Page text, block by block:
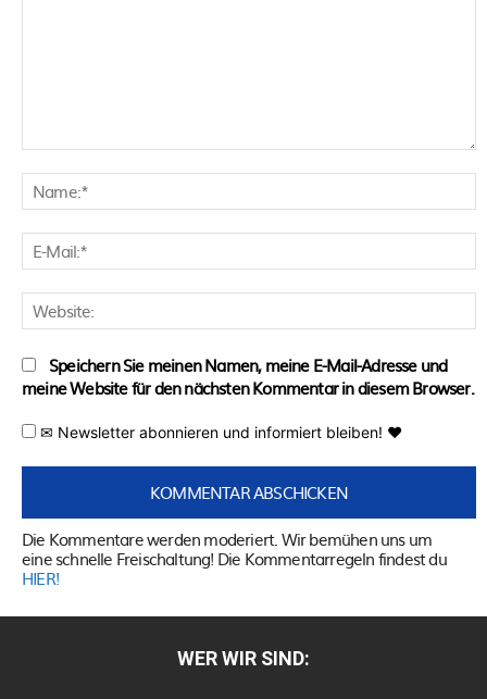
Speichern Sie meinen Namen, meine E-Mail-Adresse und
meine Website für den nächsten Kommentar in diesem Browser.
✉ Newsletter abonnieren und informiert bleiben! ♥
Die Kommentare werden moderiert. Wir bemühen uns um
eine schnelle Freischaltung! Die Kommentarregeln findest du
HIER!
WER WIR SIND: